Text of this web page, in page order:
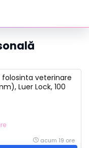
veterinare
Luer Lock, 100
acum 19 ore